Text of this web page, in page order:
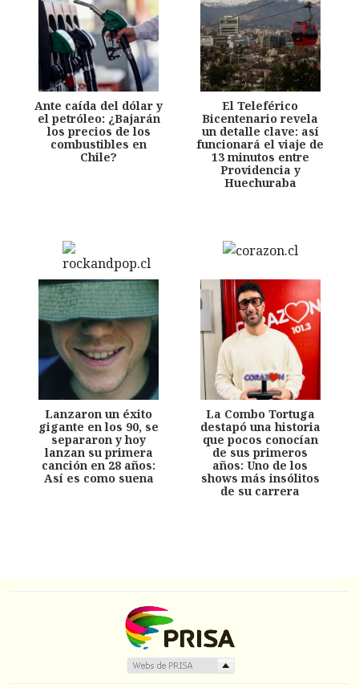
Ante caída del dólar y
el petróleo: ¿Bajarán
los precios de los
combustibles en
Chile?
El Teleférico
Bicentenario revela
un detalle clave: así
funcionará el viaje de
13 minutos entre
Providencia y
Huechuraba
Lanzaron un éxito
gigante en los 90, se
separaron y hoy
lanzan su primera
canción en 28 años:
Así es como suena
La Combo Tortuga
destapó una historia
que pocos conocían
de sus primeros
años: Uno de los
shows más insólitos
de su carrera